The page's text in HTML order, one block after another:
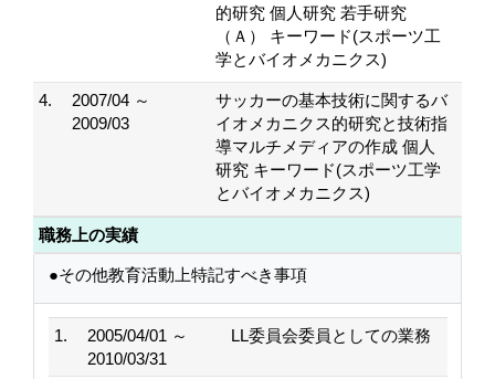
的研究 個人研究 若手研究
（Ａ） キーワード(スポーツ工
学とバイオメカニクス)
4.
2007/04 ～
2009/03
サッカーの基本技術に関するバ
イオメカニクス的研究と技術指
導マルチメディアの作成 個人
研究 キーワード(スポーツ工学
とバイオメカニクス)
職務上の実績
●その他教育活動上特記すべき事項
1.
2005/04/01 ～
2010/03/31
LL委員会委員としての業務